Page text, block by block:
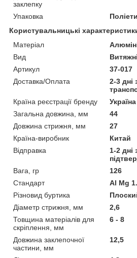
заклепку
Упаковка
Користувальницькі
Матеріал
Вид
Витяжні
Артикул
37-017
Доставка/Оплата
2-3 дні
Країна реєстрації бренду
Україна
Загальна довжина, мм
44
Довжина стрижня, мм
27
Країна-виробник
Китай
Відправка
1-2 дні
Вага, гр
126
Стандарт
Al Mg
Різновид буртика
Діаметр стрижня, мм
2,6
Товщина матеріалів для
скріплення, мм
6 - 8
Довжина заклепочної
частини, мм
12,5